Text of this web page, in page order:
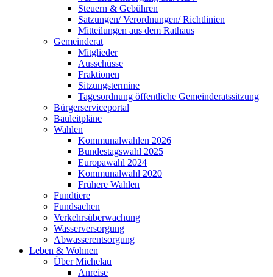
Steuern & Gebühren
Satzungen/ Verordnungen/ Richtlinien
Mitteilungen aus dem Rathaus
Gemeinderat
Mitglieder
Ausschüsse
Fraktionen
Sitzungstermine
Tagesordnung öffentliche Gemeinderatssitzung
Bürgerserviceportal
Bauleitpläne
Wahlen
Kommunalwahlen 2026
Bundestagswahl 2025
Europawahl 2024
Kommunalwahl 2020
Frühere Wahlen
Fundtiere
Fundsachen
Verkehrsüberwachung
Wasserversorgung
Abwasserentsorgung
Leben & Wohnen
Über Michelau
Anreise